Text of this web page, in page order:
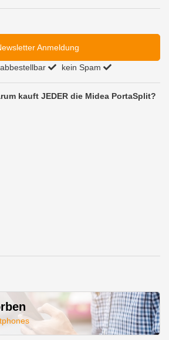
Anmeldung
kein Spam
kauft JEDER die Midea PortaSplit?